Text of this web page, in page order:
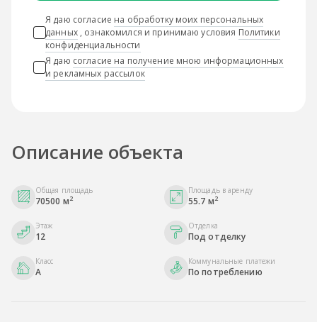
Я даю согласие на обработку моих персональных
данных, ознакомился и принимаю условия Политики
конфиденциальности
Я даю согласие на получение мною информационных
и рекламных рассылок
Описание объекта
Общая площадь
70500 м2
Площадь в аренду
55.7 м2
Этаж
12
Отделка
Под отделку
Класс
A
Коммунальные платежи
По потреблению